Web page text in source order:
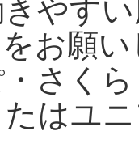
やす
お願
・さく
はユ